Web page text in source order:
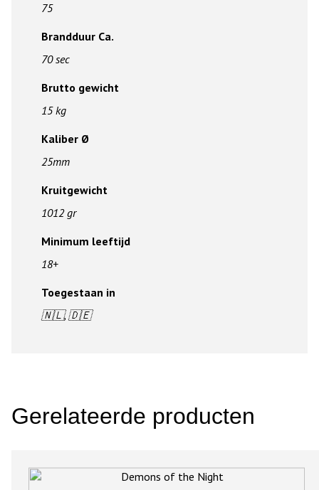
75
Brandduur Ca.
70 sec
Brutto gewicht
15 kg
Kaliber Ø
25mm
Kruitgewicht
1012 gr
Minimum leeftijd
18+
Toegestaan in
🇳🇱, 🇩🇪
Gerelateerde producten